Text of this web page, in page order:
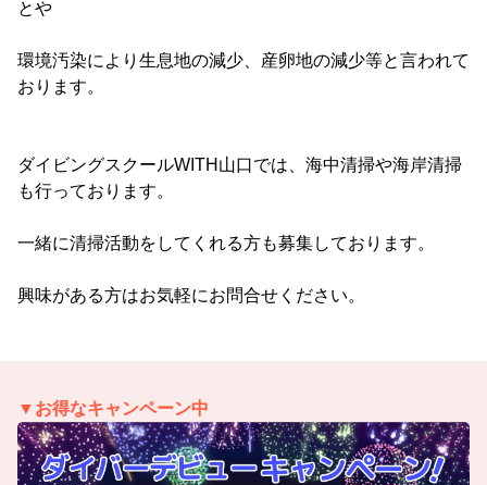
とや
環境汚染により生息地の減少、産卵地の減少等と言われて
おります。
ダイビングスクールWITH山口では、海中清掃や海岸清掃
も行っております。
一緒に清掃活動をしてくれる方も募集しております。
興味がある方はお気軽にお問合せください。
▼お得なキャンペーン中